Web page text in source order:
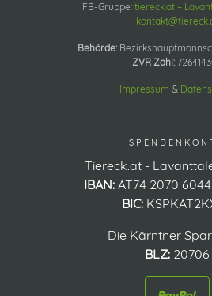
FB-Gruppe: tiereck.at –
Behörde:
ZVR Zahl:
Impressum &
Tiereck.at -
IBAN:AT74 2070 6044
BIC:
Die Kärntner
BLZ: 20706